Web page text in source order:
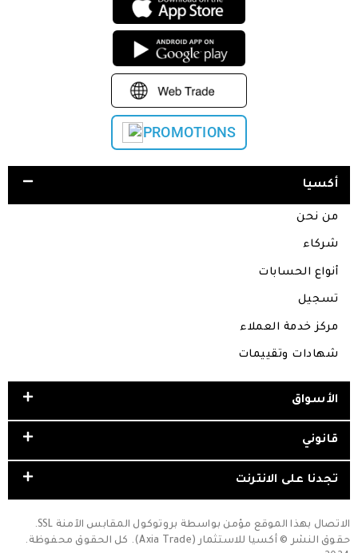
PROMOTIONS
أكسيا
من نحن
شركاء
أنواع الحسابات
تسجيل
مركز خدمة العملاء
شهادات وتقييمات
الأسواق
قانوني
تجدنا على الانترنت
الاتصال بهذا الموقع مؤمن بواسطة بروتوكول المقابس الآمنة SSL.
حقوق النشر © أكسيا للاستثمار (Axia Trade). كل الحقوق محفوظة.